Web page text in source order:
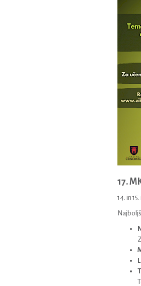
17.
14. in